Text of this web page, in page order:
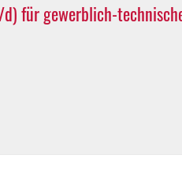
für gewerblich-